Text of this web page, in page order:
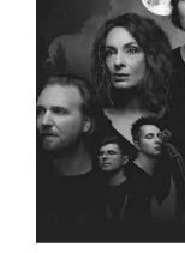
Durée
entracte
Le spectacle
pas de sièges
vous à notre
lien suivant:
https://